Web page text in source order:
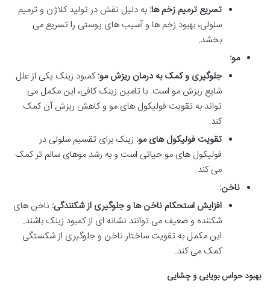
تسریع ترمیم زخم ها: به دلیل نقش در تولید کلاژن و ترمیم
سلولی، بهبود زخم ها و آسیب های پوستی را تسریع می
بخشد.
مو:
جلوگیری و کمک به درمان ریزش مو:کمبود زینک یکی از علل
شایع ریزش مو است. با تامین زینک کافی، این مکمل می
تواند به تقویت فولیکول های مو و کاهش ریزش آن کمک
کند.
تقویت فولیکول های مو: زینک برای تقسیم سلولی در
فولیکول های مو حیاتی است و به رشد موهای سالم تر کمک
می کند.
ناخن:
افزایش استحکام ناخن ها و جلوگیری از شکنندگی: ناخن های
شکننده و ضعیف می توانند نشانه ای از کمبود زینک باشند.
این مکمل به تقویت ساختار ناخن و جلوگیری از شکستگی
کمک می کند.
بهبود حواس بویایی و چشایی